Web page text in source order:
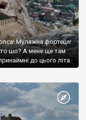
Муляжна фортеця!
то шо? А мене ще там
до цього літа.